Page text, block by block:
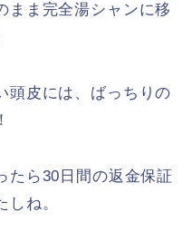
まま完全湯シャンに移
頭皮には、ばっちりの
たら30日間の返金保証
ね。